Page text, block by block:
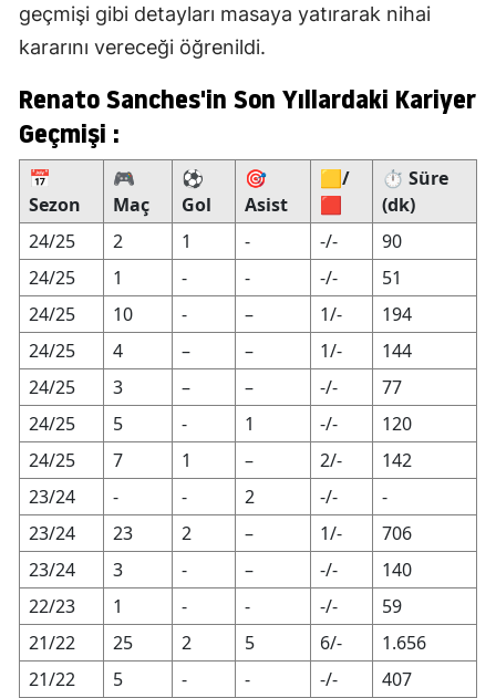
geçmişi gibi detayları masaya yatırarak nihai
kararını vereceği öğrenildi.
Renato Sanches'in Son Yıllardaki Kariyer
Geçmişi :
📅
Sezon
🎮
Maç
⚽
Gol
🎯
Asist
🟨/
🟥
⏱ Süre
(dk)
24/25
2 1 - -/-
90
24/25
1 - - -/-
51
24/25
10 - – 1/-
194
24/25
4 – – 1/-
144
24/25
3 – – -/-
77
24/25
5 - 1 -/-
120
24/25
7 1 – 2/-
142
23/24
- - 2 -/-
-
23/24
23 2 – 1/-
706
23/24
3 - – -/-
140
22/23
1 - - -/-
59
21/22
25 2 5 6/-
1.656
21/22
5 - - -/- 407